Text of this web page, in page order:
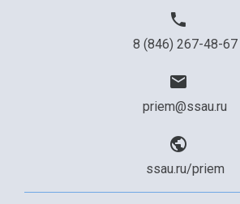
8 (846) 267-48-67
priem@ssau.ru
ssau.ru/priem